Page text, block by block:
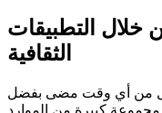
خلال التطبيقات
الثقافية
من أي وقت مضى بفضل